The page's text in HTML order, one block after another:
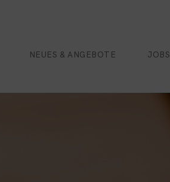
NEUES & ANGEBOTE JOBS